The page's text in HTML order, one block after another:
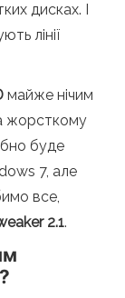
дисках. І
лінії
майже нічим
жорсткому
буде
7, але
все,
2.1.